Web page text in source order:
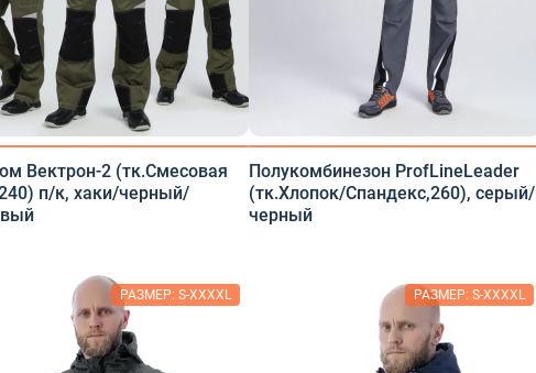
Дерматологические СИЗ
Вектрон-2 (тк.Смесовая
п/к, хаки/черный/
Полукомбинезон ProfLineLeader
(тк.Хлопок/Спандекс,260), серый/
черный
РАЗМЕР: S-XXXXL РАЗМЕР: S-XXXXL